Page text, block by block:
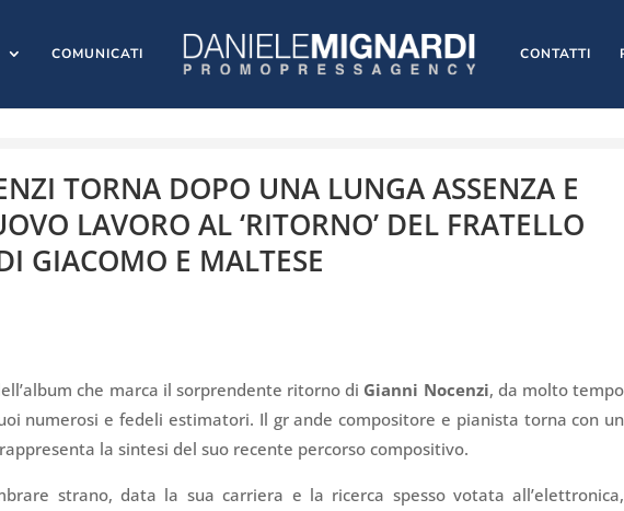
COMUNICATI CONTATTI
TORNA DOPO UNA LUNGA ASSENZA E
LAVORO AL ‘RITORNO’ DEL FRATELLO
GIACOMO E MALTESE
che marca il sorprendente ritorno di Gianni Nocenzi, da molto tempo
numerosi e fedeli estimatori. Il gr ande compositore e pianista torna con un
la sintesi del suo recente percorso compositivo.
strano, data la sua carriera e la ricerca spesso votata all’elettronica,